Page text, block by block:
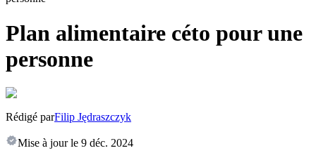
Plan alimentaire céto pour une
personne
Rédigé parFilip Jędraszczyk
Mise à jour le 9 déc. 2024